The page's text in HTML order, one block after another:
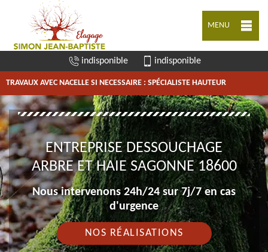
MENU
indisponible indisponible
TRAVAUX AVEC NACELLE SI NECESSAIRE : SPÉCIALISTE HAUTEUR
ENTREPRISE DESSOUCHAGE
ARBRE ET HAIE SAGONNE 18600
Nous intervenons 24h/24 sur 7j/7 en cas
d'urgence
NOS RÉALISATIONS